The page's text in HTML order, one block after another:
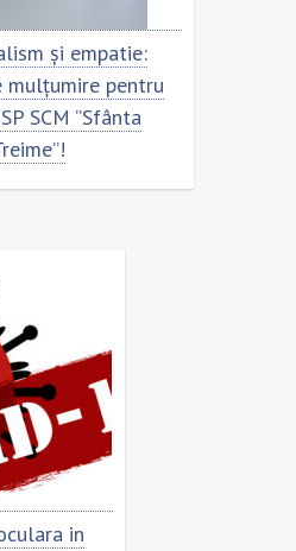
și empatie:
pentru
SCM ”Sfânta
in